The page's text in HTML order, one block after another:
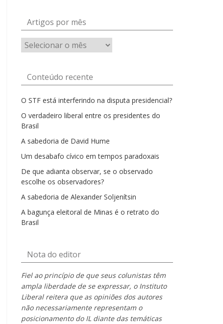
Artigos por mês
Artigos
por
Conteúdo recente
O STF está interferindo na disputa presidencial?
O verdadeiro liberal entre os presidentes do
Brasil
A sabedoria de David Hume
Um desabafo cívico em tempos paradoxais
De que adianta observar, se o observado
escolhe os observadores?
A sabedoria de Alexander Soljenítsin
A bagunça eleitoral de Minas é o retrato do
Brasil
Nota do editor
Fiel ao princípio de que seus colunistas têm
ampla liberdade de se expressar, o Instituto
Liberal reitera que as opiniões dos autores
não necessariamente representam o
posicionamento do IL diante das temáticas